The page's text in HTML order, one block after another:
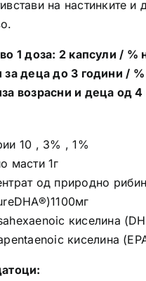
на настинките и
1 доза: 2 капсули / %
за деца до 3 години /
возрасни и деца од 4
10 , 3% , 1%
масти 1г
од природно
киселина
киселина